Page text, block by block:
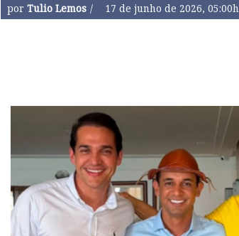
por Tulio Lemos 17 de junho de 2026, 05:00h